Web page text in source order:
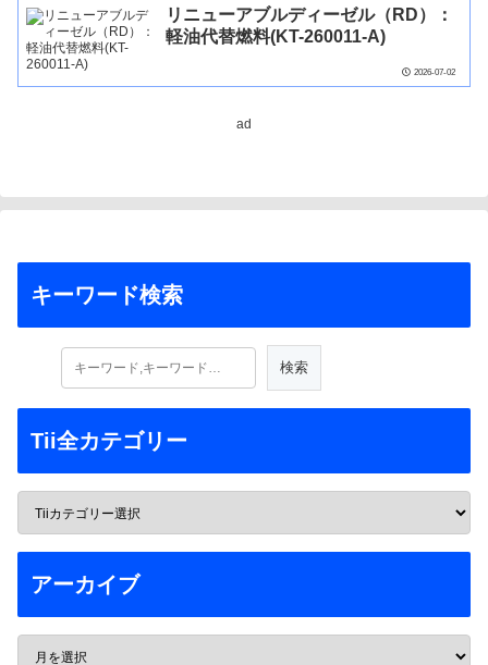
リニューアブルディーゼル（RD）：
軽油代替燃料(KT-260011-A)
2026-07-02
ad
キーワード検索
Tii全カテゴリー
アーカイブ